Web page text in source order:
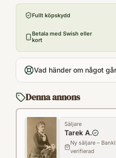
2016
Antal sidor
Språk
sv
Format
Fullt köpskydd
Betala med Swish eller
kort
Vad händer om något
Denna annons
Säljare
Tarek A.
Ny säljare –
verifierad